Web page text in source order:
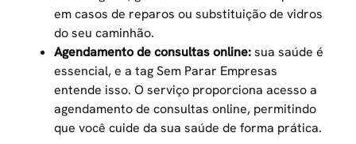
em casos de reparos ou substituição de vidros
do seu caminhão.
Agendamento de consultas online:sua saúde é
essencial, e a tag Sem Parar Empresas
entende isso. O serviço proporciona acesso a
agendamento de consultas online, permitindo
que você cuide da sua saúde de forma prática.